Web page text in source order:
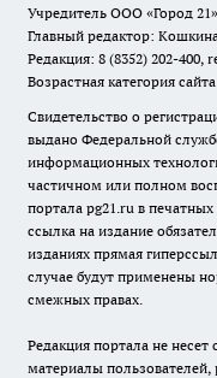
Учредитель ООО «Город 21»
Главный редактор:
Редакция: 8 (8352) 202-400,
Возрастная категория
Свидетельство о
выдано Федеральной
информационных
частичном или полном
портала pg21.ru в
ссылка на издание
изданиях прямая
случае будут применены
смежных правах.
Редакция портала не
материалы